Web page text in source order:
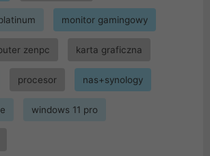
monitor gamingowy
zenpc karta graficzna
procesor nas+synology
windows 11 pro